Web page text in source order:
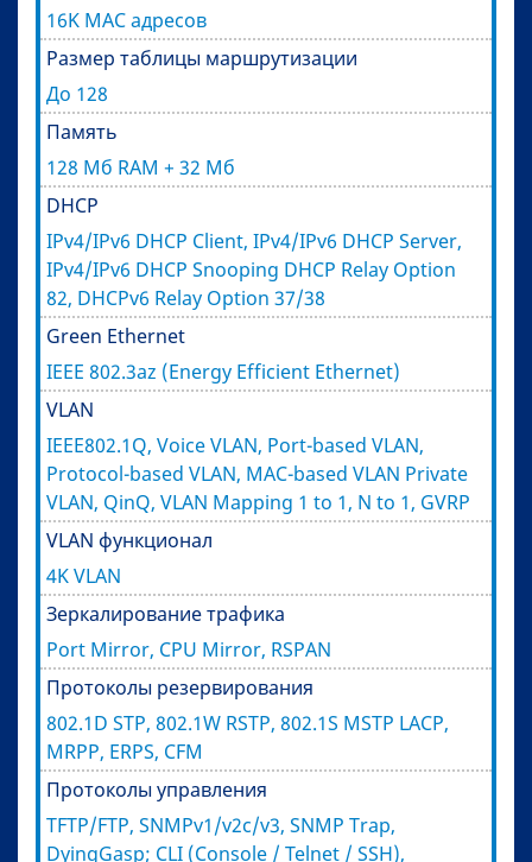
16K MAC адресов
Размер таблицы маршрутизации
До 128
Память
128 Мб RAM + 32 Мб
DHCP
IPv4/IPv6 DHCP Client, IPv4/IPv6 DHCP Server,
IPv4/IPv6 DHCP Snooping DHCP Relay Option
82, DHCPv6 Relay Option 37/38
Green Ethernet
IEEE 802.3az (Energy Efficient Ethernet)
VLAN
IEEE802.1Q, Voice VLAN, Port-based VLAN,
Protocol-based VLAN, MAC-based VLAN Private
VLAN, QinQ, VLAN Mapping 1 to 1, N to 1, GVRP
VLAN функционал
4K VLAN
Зеркалирование трафика
Port Mirror, CPU Mirror, RSPAN
Протоколы резервирования
802.1D STP, 802.1W RSTP, 802.1S MSTP LACP,
MRPP, ERPS, CFM
Протоколы управления
TFTP/FTP, SNMPv1/v2c/v3, SNMP Trap,
DyingGasp; CLI (Console / Telnet / SSH),